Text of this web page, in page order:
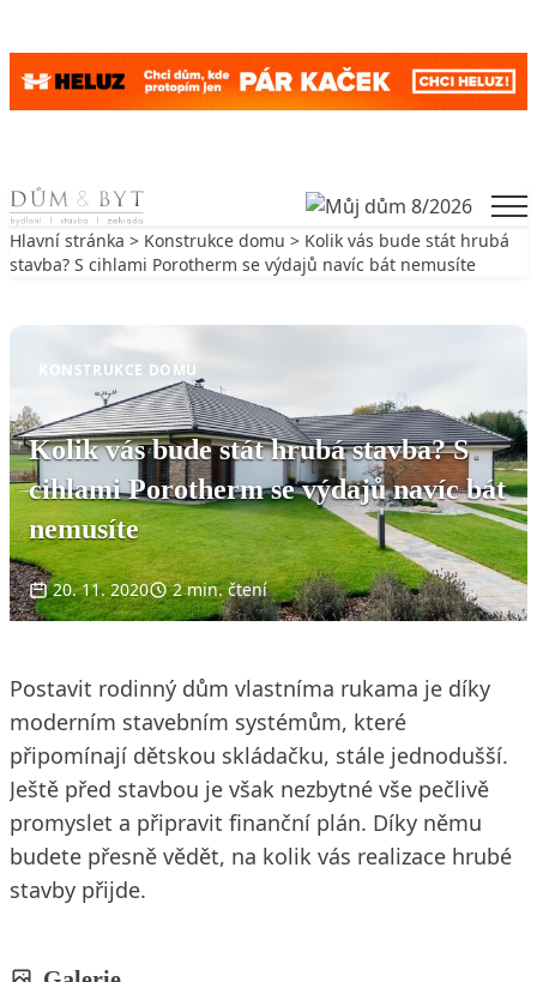
Skip to content
Hlavní stránka > Konstrukce domu > Kolik vás bude stát hrubá
stavba? S cihlami Porotherm se výdajů navíc bát nemusíte
KONSTRUKCE DOMU
Kolik vás bude stát hrubá stavba? S
cihlami Porotherm se výdajů navíc bát
nemusíte
20. 11. 2020 2 min. čtení
Postavit rodinný dům vlastníma rukama je díky
moderním stavebním systémům, které
připomínají dětskou skládačku, stále jednodušší.
Ještě před stavbou je však nezbytné vše pečlivě
promyslet a připravit finanční plán. Díky němu
budete přesně vědět, na kolik vás realizace hrubé
stavby přijde.